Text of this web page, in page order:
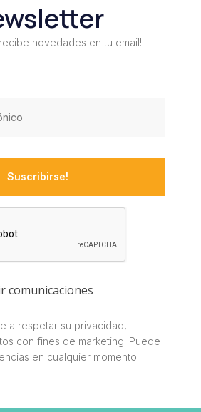
novedades en tu email!
comunicaciones
a respetar su privacidad,
con fines de marketing. Puede
en cualquier momento.